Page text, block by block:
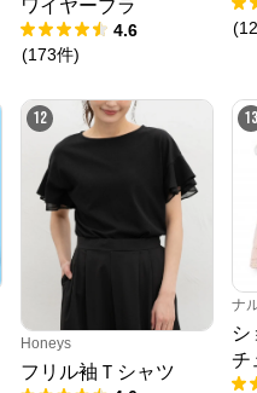
ワイヤーブラ
4.6
(173件)
ー
(
12
Honeys
フリル袖Ｔシャツ
13
ナ
シ
チ
クロスプラス
N.O.R.C (ノーク)、
（アツロウ タヤマ）、
ALPHA CUBIC (アルファ
(プチオンフルール)、
DERMASHARE (ダーマシ
心に、多くの人気ブランド
レディースファッション